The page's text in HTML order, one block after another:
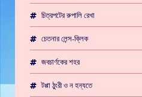
চিত্রপটের রুপালি রেখা
চেতনার লেন্স-ক্লিক
জবচার্ণকের শহর
টপ্পা ঠুংরী ও ন হন্যতে